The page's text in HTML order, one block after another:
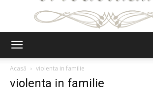
Acasă
violenta in familie
violenta in familie